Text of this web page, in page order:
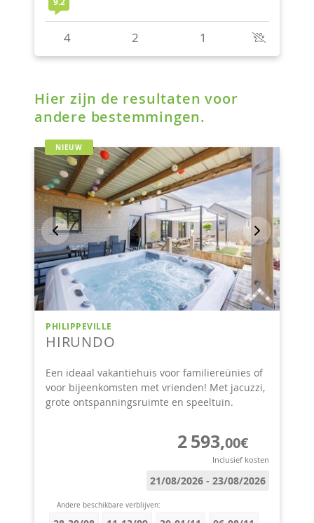
Hier zijn de resultaten voor
andere bestemmingen.